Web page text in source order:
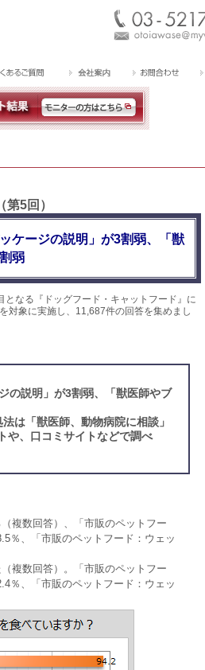
5回）
ケージの説明」が3割弱、「獣
弱
なる『ドッグフード・キャットフード』に
対象に実施し、11,687件の回答を集めまし
の説明」が3割弱、「獣医師やブ
は「獣医師、動物病院に相談」
や、口コミサイトなどで調べ
複数回答）、「市販のペットフー
％、「市販のペットフード：ウェッ
複数回答）。「市販のペットフー
％、「市販のペットフード：ウェッ